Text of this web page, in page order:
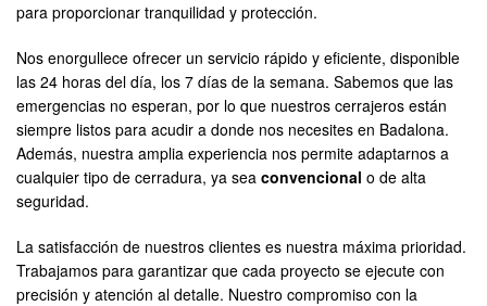
para proporcionar tranquilidad y protección.
Nos enorgullece ofrecer un servicio rápido y eficiente, disponible
las 24 horas del día, los 7 días de la semana. Sabemos que las
emergencias no esperan, por lo que nuestros cerrajeros están
siempre listos para acudir a donde nos necesites en Badalona.
Además, nuestra amplia experiencia nos permite adaptarnos a
cualquier tipo de cerradura, ya sea convencional o de alta
seguridad.
La satisfacción de nuestros clientes es nuestra máxima prioridad.
Trabajamos para garantizar que cada proyecto se ejecute con
precisión y atención al detalle. Nuestro compromiso con la